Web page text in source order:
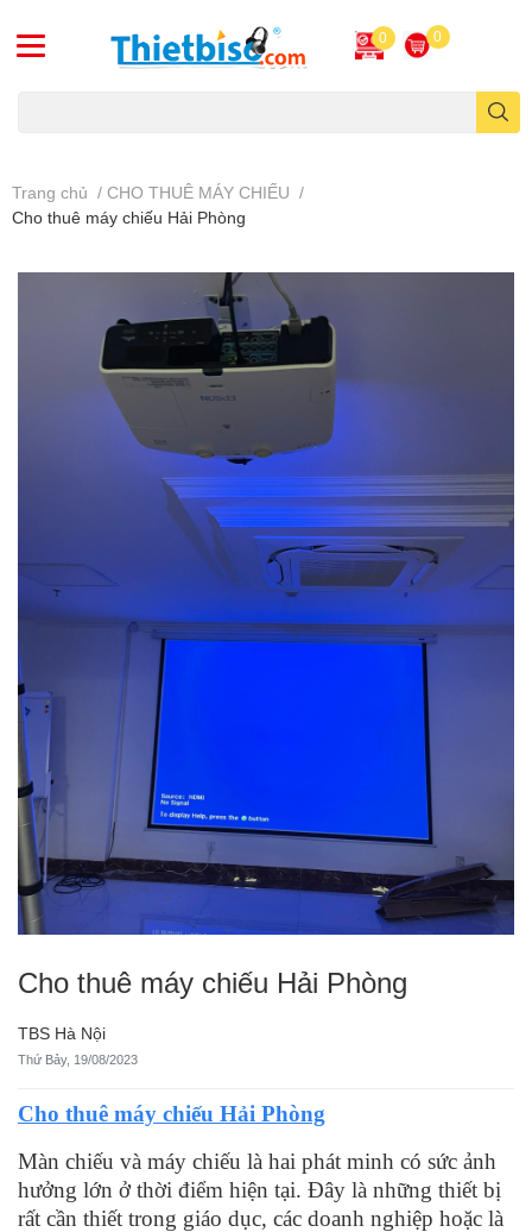
0 0
Trang chủ / CHO THUÊ MÁY CHIẾU /
Cho thuê máy chiếu Hải Phòng
Cho thuê máy chiếu Hải Phòng
TBS Hà Nội
Thứ Bảy, 19/08/2023
Cho thuê máy chiếu Hải Phòng
Màn chiếu và máy chiếu là hai phát minh có sức ảnh
hưởng lớn ở thời điểm hiện tại. Đây là những thiết bị
rất cần thiết trong giáo dục, các doanh nghiệp hoặc là